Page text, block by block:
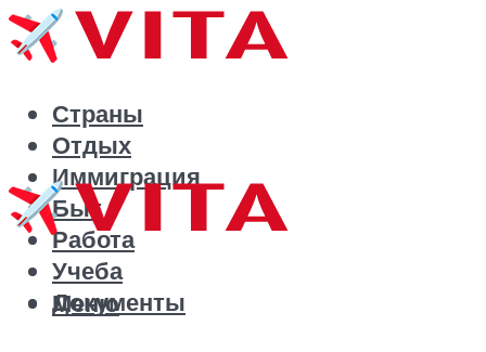
Страны
Отдых
Иммиграция
Быт
Работа
Учеба
Документы
Меню